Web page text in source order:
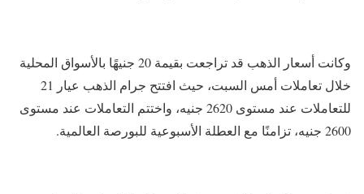
وكانت أسعار الذهب قد تراجعت بقيمة 20 جنيهًا بالأسواق المحلية
للتعاملات عند مستوى 2620 جنيه، واختتم التعاملات عند مستوى
2600 جنيه، تزامنًا مع العطلة الأسبوعية للبورصة العالمية.